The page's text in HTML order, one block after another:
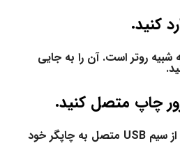
روتر است. آن را به جایی
برای اتصال آن به سرور چاپ از سیم USB متصل به چاپگر خود